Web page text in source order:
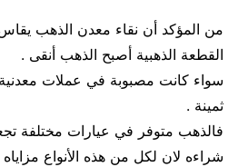
من المؤكد أن نقاء معدن الذهب يقاس
القطعة الذهبية أصبح الذهب أنقى .
سواء كانت مصبوبة في عملات
ثمينة .
فالذهب متوفر في عيارات مختلفة
شراءه لان لكل من هذه الأنواع مزاياه